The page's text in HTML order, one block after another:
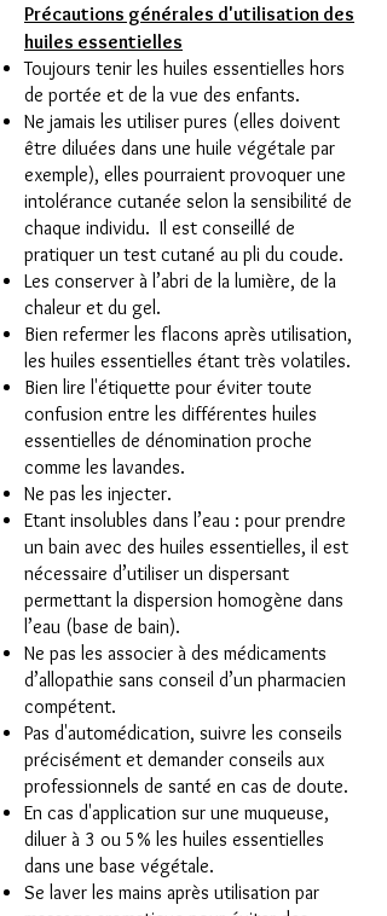
Précautions générales d'utilisation des
huiles essentielles
Toujours tenir les huiles essentielles hors
de portée et de la vue des enfants.
Ne jamais les utiliser pures (elles doivent
être diluées dans une huile végétale par
exemple), elles pourraient provoquer une
intolérance cutanée selon la sensibilité de
chaque individu. Il est conseillé de
pratiquer un test cutané au pli du coude.
Les conserver à l’abri de la lumière, de la
chaleur et du gel.
Bien refermer les flacons après utilisation,
les huiles essentielles étant très volatiles.
Bien lire l'étiquette pour éviter toute
confusion entre les différentes huiles
essentielles de dénomination proche
comme les lavandes.
Ne pas les injecter.
Etant insolubles dans l’eau : pour prendre
un bain avec des huiles essentielles, il est
nécessaire d’utiliser un dispersant
permettant la dispersion homogène dans
l’eau (base de bain).
Ne pas les associer à des médicaments
d’allopathie sans conseil d’un pharmacien
compétent.
Pas d'automédication, suivre les conseils
précisément et demander conseils aux
professionnels de santé en cas de doute.
En cas d'application sur une muqueuse,
diluer à 3 ou 5% les huiles essentielles
dans une base végétale.
Se laver les mains après utilisation par